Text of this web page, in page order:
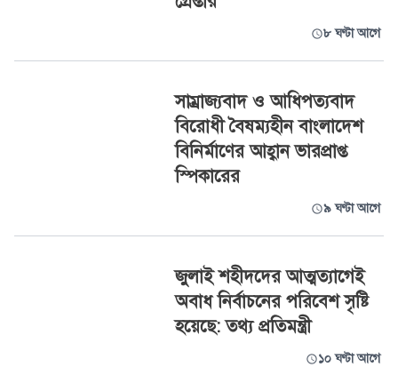
৮ ঘণ্টা আগে
সাম্রাজ্যবাদ ও আধিপত্যবাদ
বিরোধী বৈষম্যহীন বাংলাদেশ
বিনির্মাণের আহ্বান ভারপ্রাপ্ত
স্পিকারের
৯ ঘণ্টা আগে
জুলাই শহীদদের আত্মত্যাগেই
অবাধ নির্বাচনের পরিবেশ সৃষ্টি
হয়েছে: তথ্য প্রতিমন্ত্রী
১০ ঘণ্টা আগে